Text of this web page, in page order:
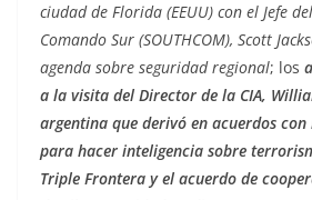
ciudad de Florida (EEUU) con el Jefe
Comando Sur (SOUTHCOM), Scott
agenda sobre seguridad regional; los
a la visita del Director de la CIA,
argentina que derivó en acuerdos con
para hacer inteligencia sobre
Triple Frontera y el acuerdo de